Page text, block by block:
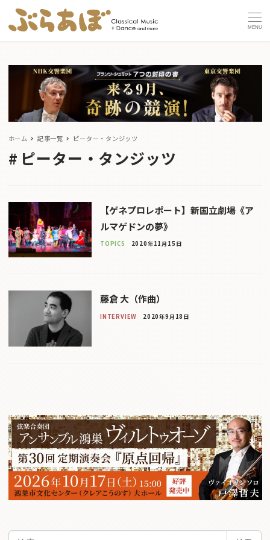
MENU
ホーム 記事一覧 ピーター・タンジッツ
ピーター・タンジッツ
【ゲネプロレポート】新国立劇場《ア
ルマゲドンの夢》
TOPICS 2020年11月15日
藤倉 大（作曲）
INTERVIEW 2020年9月18日
検